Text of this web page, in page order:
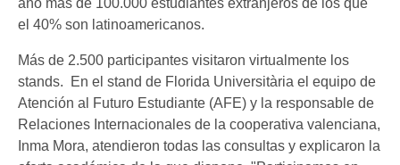
año más de 100.000 estudiantes extranjeros de los que
el 40% son latinoamericanos.
Más de 2.500 participantes visitaron virtualmente los
stands. En el stand de Florida Universitària el equipo de
Atención al Futuro Estudiante (AFE) y la responsable de
Relaciones Internacionales de la cooperativa valenciana,
Inma Mora, atendieron todas las consultas y explicaron la